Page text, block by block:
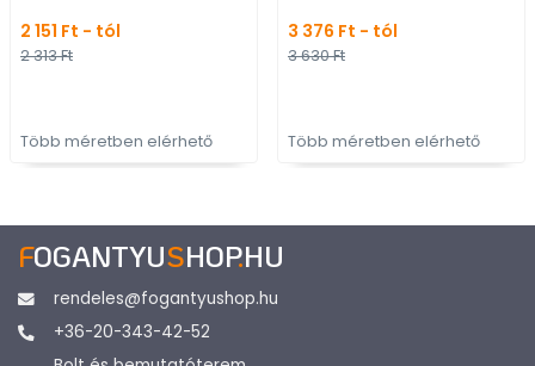
fém bútorfogantyú
2 151 Ft - tól
2 313 Ft
Több méretben elérhető
3 376 Ft - tól
3 630 Ft
Több méretben elérhető
FOGANTYUSHOP.HU
rendeles@fogantyushop.hu
+36-20-343-42-52